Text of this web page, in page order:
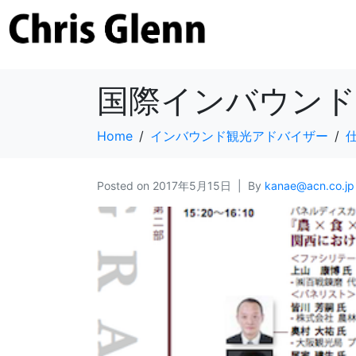
国際インバウン
Home インバウンド観光アドバイザー
Posted on 2017年5月15日 By kanae@acn.co.jp